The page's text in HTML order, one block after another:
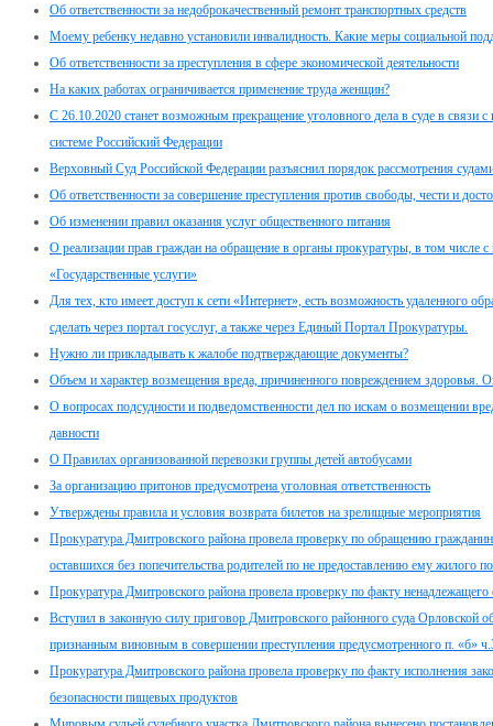
Об ответственности за недоброкачественный ремонт транспортных средств
Моему ребенку недавно установили инвалидность. Какие меры социальной
Об ответственности за преступления в сфере экономической деятельности
На каких работах ограничивается применение труда женщин?
С 26.10.2020 станет возможным прекращение уголовного дела в суде в связи
системе Российский Федерации
Верховный Суд Российской Федерации разъяснил порядок рассмотрения
Об ответственности за совершение преступления против свободы, чести и
Об изменении правил оказания услуг общественного питания
О реализации прав граждан на обращение в органы прокуратуры, в том числе с
«Государственные услуги»
Для тех, кто имеет доступ к сети «Интернет», есть возможность удаленного
сделать через портал госуслуг, а также через Единый Портал Прокуратуры.
Нужно ли прикладывать к жалобе подтверждающие документы?
Объем и характер возмещения вреда, причиненного повреждением здоровья.
О вопросах подсудности и подведомственности дел по искам о возмещении
давности
О Правилах организованной перевозки группы детей автобусами
За организацию притонов предусмотрена уголовная ответственность
Утверждены правила и условия возврата билетов на зрелищные мероприятия
Прокуратура Дмитровского района провела проверку по обращению
оставшихся без попечительства родителей по не предоставлению ему жилого
Прокуратура Дмитровского района провела проверку по факту
Вступил в законную силу приговор Дмитровского районного суда Орловской
признанным виновным в совершении преступления предусмотренного п. «б»
Прокуратура Дмитровского района провела проверку по факту исполнения
безопасности пищевых продуктов